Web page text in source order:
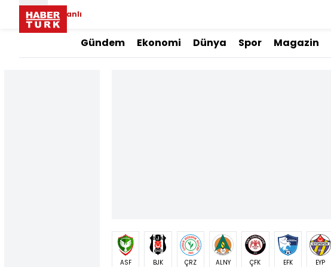
Canlı
Gündem Ekonomi Dünya Spor Magazin
ASF BJK ÇRZ ALNY ÇFK EFK EYP